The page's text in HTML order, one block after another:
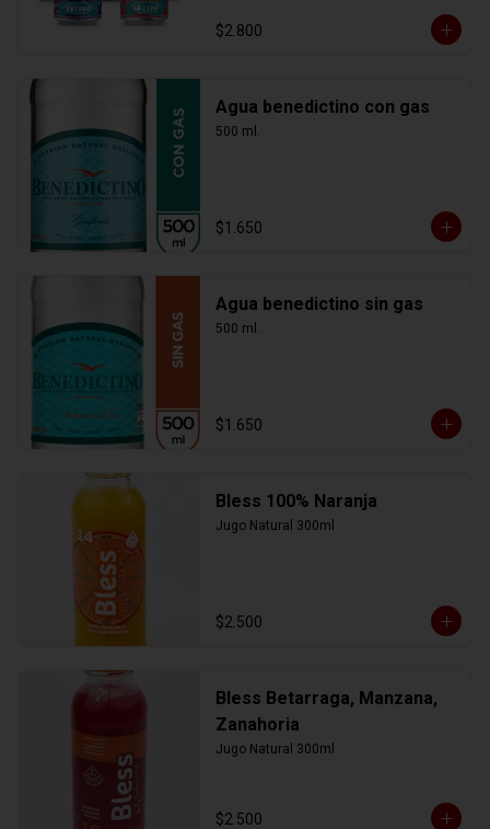
$2.800
Agua benedictino con gas
500 ml.
$1.650
Agua benedictino sin gas
500 ml.
$1.650
Bless 100% Naranja
Jugo Natural 300ml
$2.500
Bless Betarraga, Manzana,
Zanahoria
Jugo Natural 300ml
$2.500